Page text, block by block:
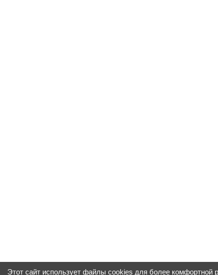
Этот сайт использует файлы cookies для более комфортной